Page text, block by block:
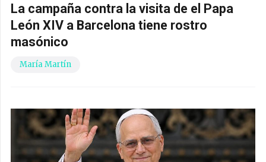
La campaña contra la visita de el Papa
León XIV a Barcelona tiene rostro
masónico
María Martín